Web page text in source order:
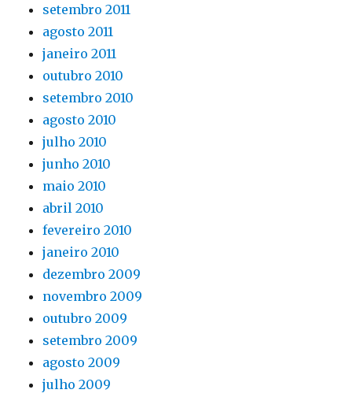
setembro 2011
agosto 2011
janeiro 2011
outubro 2010
setembro 2010
agosto 2010
julho 2010
junho 2010
maio 2010
abril 2010
fevereiro 2010
janeiro 2010
dezembro 2009
novembro 2009
outubro 2009
setembro 2009
agosto 2009
julho 2009